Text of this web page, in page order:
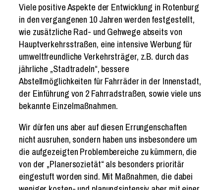
Viele positive Aspekte der Entwicklung in Rotenburg
in den vergangenen 10 Jahren werden festgestellt,
wie zusätzliche Rad- und Gehwege abseits von
Hauptverkehrsstraßen, eine intensive Werbung für
umweltfreundliche Verkehrsträger, z.B. durch das
jährliche „Stadtradeln“, bessere
Abstellmöglichkeiten für Fahrräder in der Innenstadt,
der Einführung von 2 Fahrradstraßen, sowie viele uns
bekannte Einzelmaßnahmen.
Wir dürfen uns aber auf diesen Errungenschaften
nicht ausruhen, sondern haben uns insbesondere um
die aufgezeigten Problembereiche zu kümmern, die
von der „Planersozietät“ als besonders prioritär
eingestuft worden sind. Mit Maßnahmen, die dabei